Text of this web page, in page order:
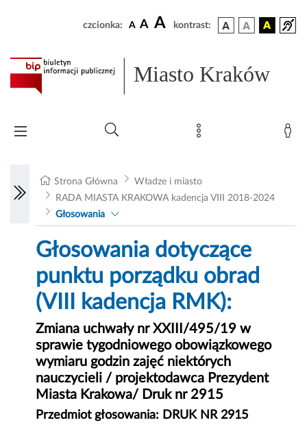
czcionka: A A A kontrast:
Miasto Kraków
Strona Główna
Władze i miasto
RADA MIASTA KRAKOWA kadencja VIII 2018-2024
Głosowania
Głosowania dotyczące
punktu porządku obrad
(VIII kadencja RMK):
Zmiana uchwały nr XXIII/495/19 w
sprawie tygodniowego obowiązkowego
wymiaru godzin zajęć niektórych
nauczycieli / projektodawca Prezydent
Miasta Krakowa/ Druk nr 2915
Przedmiot głosowania: DRUK NR 2915